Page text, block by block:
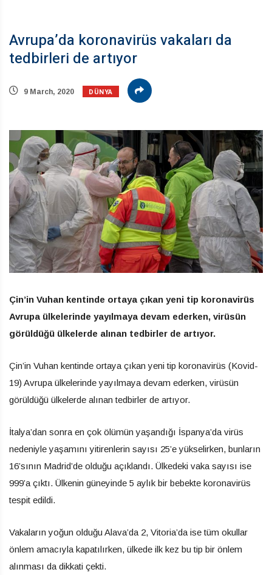
Avrupa’da koronavirüs vakaları da
tedbirleri de artıyor
9 March, 2020 DÜNYA
Çin’in Vuhan kentinde ortaya çıkan yeni tip koronavirüs
Avrupa ülkelerinde yayılmaya devam ederken, virüsün
görüldüğü ülkelerde alınan tedbirler de artıyor.
Çin’in Vuhan kentinde ortaya çıkan yeni tip koronavirüs (Kovid-
19) Avrupa ülkelerinde yayılmaya devam ederken, virüsün
görüldüğü ülkelerde alınan tedbirler de artıyor.
İtalya’dan sonra en çok ölümün yaşandığı İspanya’da virüs
nedeniyle yaşamını yitirenlerin sayısı 25’e yükselirken, bunların
16’sının Madrid’de olduğu açıklandı. Ülkedeki vaka sayısı ise
999’a çıktı. Ülkenin güneyinde 5 aylık bir bebekte koronavirüs
tespit edildi.
Vakaların yoğun olduğu Alava’da 2, Vitoria’da ise tüm okullar
önlem amacıyla kapatılırken, ülkede ilk kez bu tip bir önlem
alınması da dikkati çekti.